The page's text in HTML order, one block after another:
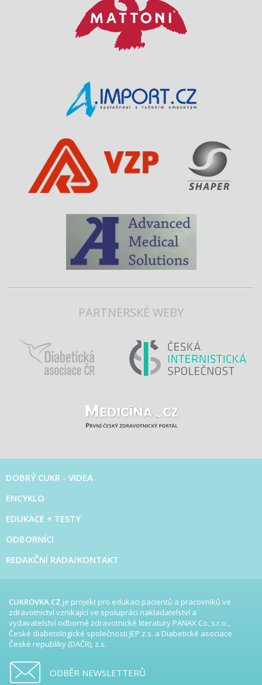
PARTNERSKÉ WEBY
DOBRÝ CUKR - VIDEA
ENCYKLO
EDUKACE + TESTY
ODBORNÍCI
REDAKČNÍ RADA/KONTAKT
CUKROVKA.CZ je projekt pro edukaci pacientů a pracovníků ve
zdravotnictví vznikající ve spolupráci nakladatelství a
vydavatelství odborné zdravotnické literatury PANAX Co, s.r.o.,
České diabetologické společnosti JEP z.s. a Diabetické asociace
České republiky (DAČR), z.s.
ODBĚR NEWSLETTERŮ